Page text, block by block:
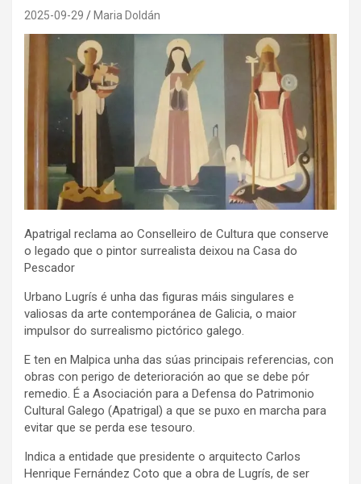
2025-09-29 Maria Doldán
Apatrigal reclama ao Conselleiro de Cultura que conserve
o legado que o pintor surrealista deixou na Casa do
Pescador
Urbano Lugrís é unha das figuras máis singulares e
valiosas da arte contemporánea de Galicia, o maior
impulsor do surrealismo pictórico galego.
E ten en Malpica unha das súas principais referencias, con
obras con perigo de deterioración ao que se debe pór
remedio. É a Asociación para a Defensa do Patrimonio
Cultural Galego (Apatrigal) a que se puxo en marcha para
evitar que se perda ese tesouro.
Indica a entidade que presidente o arquitecto Carlos
Henrique Fernández Coto que a obra de Lugrís, de ser